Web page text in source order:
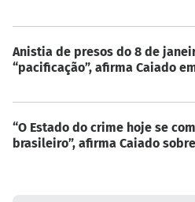
Anistia de presos do 8 de
“pacificação”, afirma Caiado
“O Estado do crime hoje se
brasileiro”, afirma Caiado